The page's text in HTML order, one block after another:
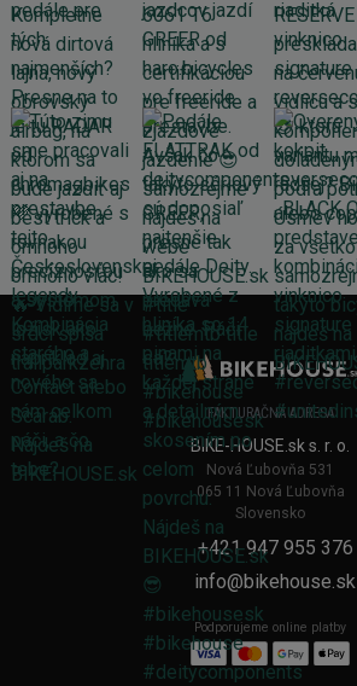
FAKTURAČNÁ ADRESA
BIKE-HOUSE.sk s. r. o.
Nová Ľubovňa 531
065 11 Nová Ľubovňa
Slovensko
+421 947 955 376
info@bikehouse.sk
Podporujeme online platby